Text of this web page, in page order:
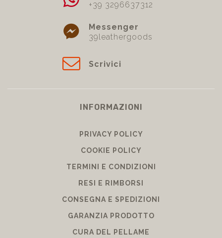
+39 3296637312
Messenger
39leathergoods
Scrivici
INFORMAZIONI
PRIVACY POLICY
COOKIE POLICY
TERMINI E CONDIZIONI
RESI E RIMBORSI
CONSEGNA E SPEDIZIONI
GARANZIA PRODOTTO
CURA DEL PELLAME